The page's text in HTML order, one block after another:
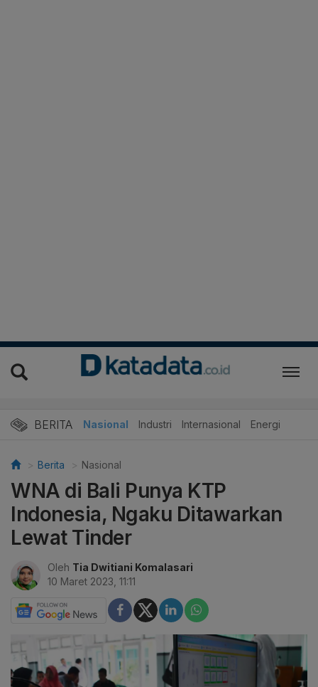
BERITA Nasional Industri Internasional Energi
Berita Nasional
WNA di Bali Punya KTP
Indonesia, Ngaku Ditawarkan
Lewat Tinder
Oleh Tia Dwitiani Komalasari
10 Maret 2023, 11:11